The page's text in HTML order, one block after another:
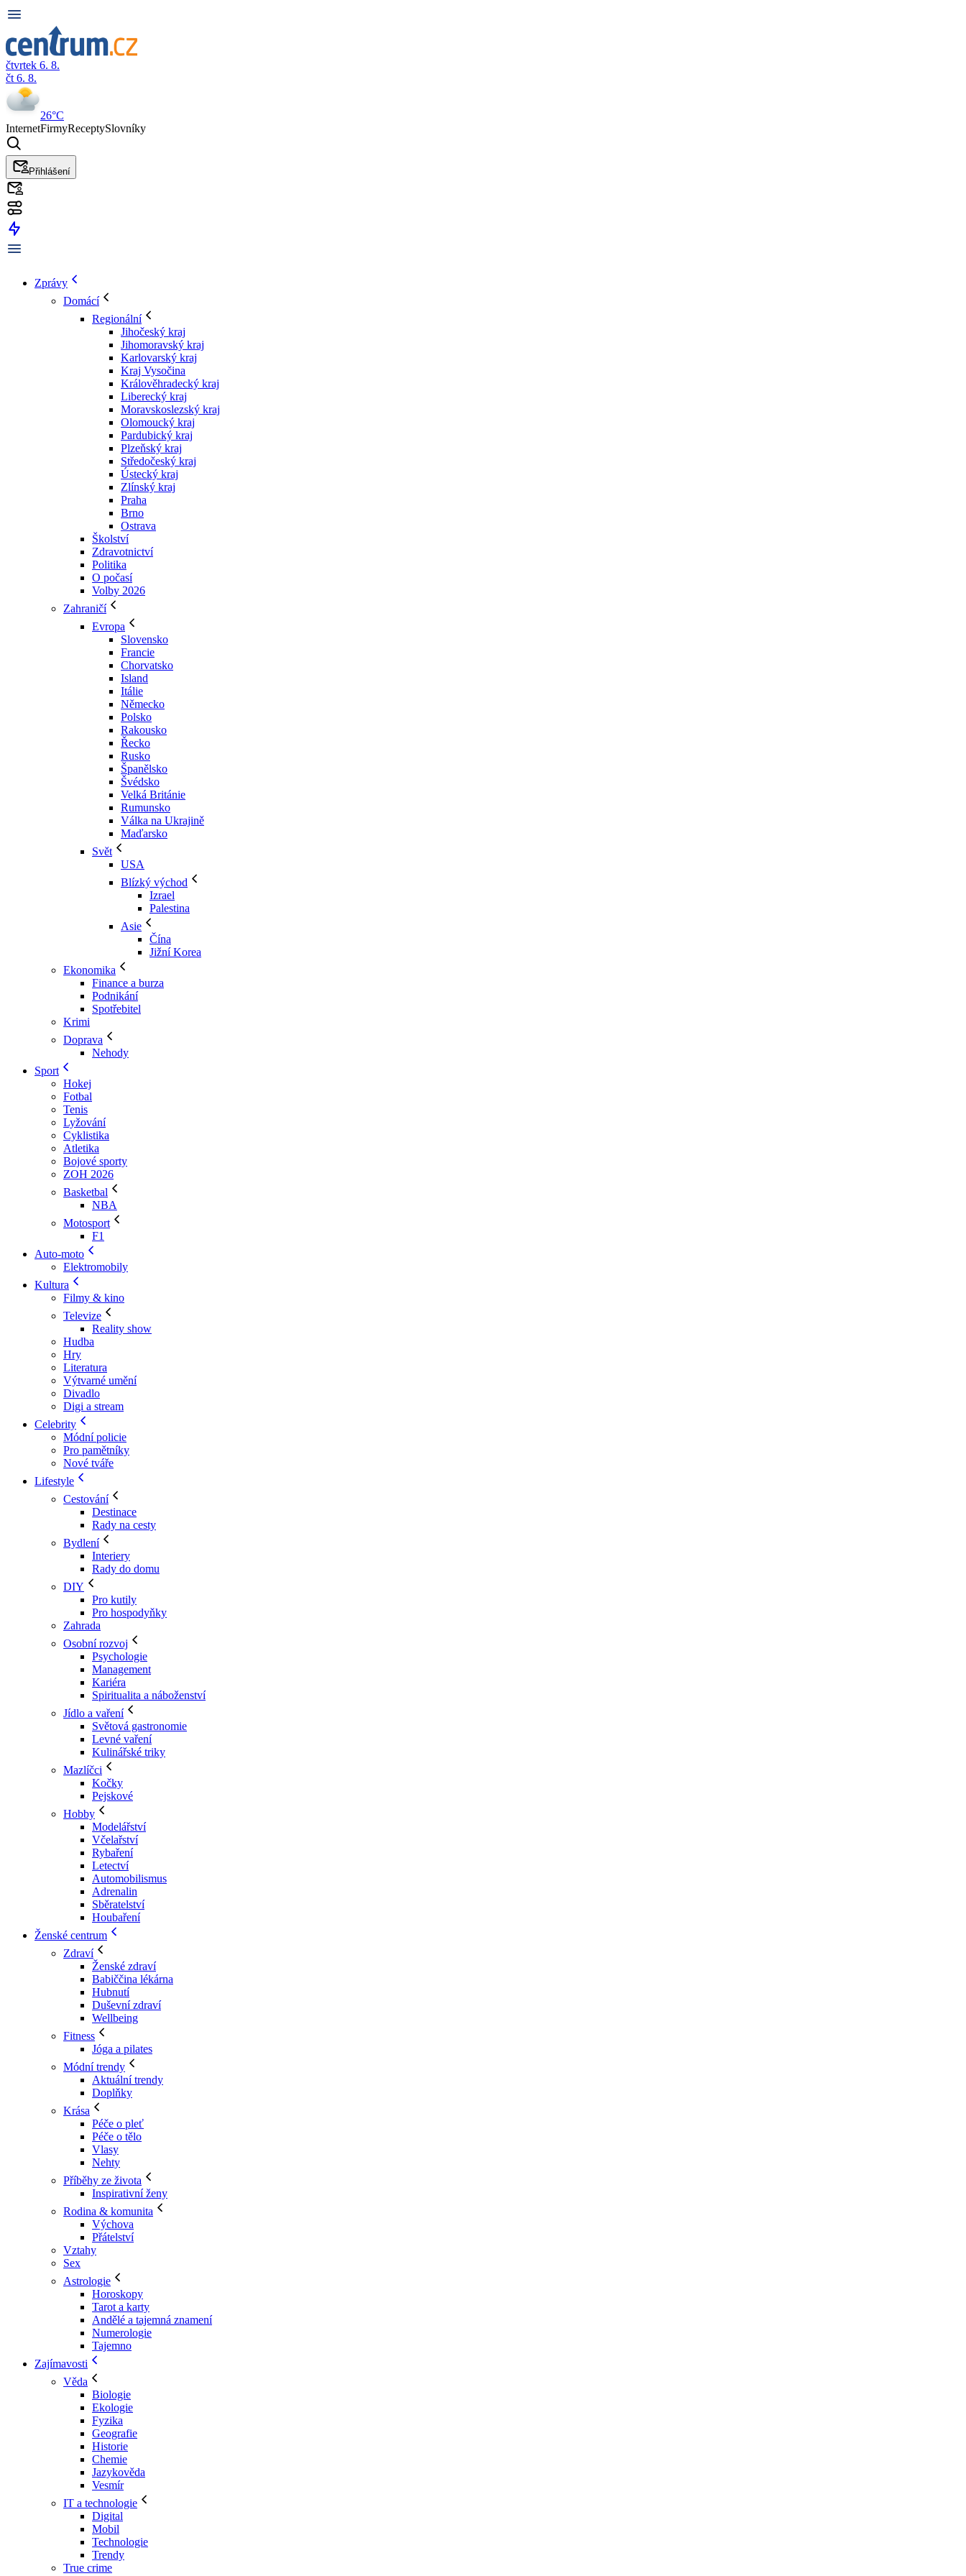
čtvrtek 6. 8.
čt 6. 8.
26°C
InternetFirmyReceptySlovníky
Přihlášení
Zprávy
Domácí
Regionální
Jihočeský kraj
Jihomoravský kraj
Karlovarský kraj
Kraj Vysočina
Králověhradecký kraj
Liberecký kraj
Moravskoslezský kraj
Olomoucký kraj
Pardubický kraj
Plzeňský kraj
Středočeský kraj
Ústecký kraj
Zlínský kraj
Praha
Brno
Ostrava
Školství
Zdravotnictví
Politika
O počasí
Volby 2026
Zahraničí
Evropa
Slovensko
Francie
Chorvatsko
Island
Itálie
Německo
Polsko
Rakousko
Řecko
Rusko
Španělsko
Švédsko
Velká Británie
Rumunsko
Válka na Ukrajině
Maďarsko
Svět
USA
Blízký východ
Izrael
Palestina
Asie
Čína
Jižní Korea
Ekonomika
Finance a burza
Podnikání
Spotřebitel
Krimi
Doprava
Nehody
Sport
Hokej
Fotbal
Tenis
Lyžování
Cyklistika
Atletika
Bojové sporty
ZOH 2026
Basketbal
NBA
Motosport
F1
Auto-moto
Elektromobily
Kultura
Filmy & kino
Televize
Reality show
Hudba
Hry
Literatura
Výtvarné umění
Divadlo
Digi a stream
Celebrity
Módní policie
Pro pamětníky
Nové tváře
Lifestyle
Cestování
Destinace
Rady na cesty
Bydlení
Interiery
Rady do domu
DIY
Pro kutily
Pro hospodyňky
Zahrada
Osobní rozvoj
Psychologie
Management
Kariéra
Spiritualita a náboženství
Jídlo a vaření
Světová gastronomie
Levné vaření
Kulinářské triky
Mazlíčci
Kočky
Pejskové
Hobby
Modelářství
Včelařství
Rybaření
Letectví
Automobilismus
Adrenalin
Sběratelství
Houbaření
Ženské centrum
Zdraví
Ženské zdraví
Babiččina lékárna
Hubnutí
Duševní zdraví
Wellbeing
Fitness
Jóga a pilates
Módní trendy
Aktuální trendy
Doplňky
Krása
Péče o pleť
Péče o tělo
Vlasy
Nehty
Příběhy ze života
Inspirativní ženy
Rodina & komunita
Výchova
Přátelství
Vztahy
Sex
Astrologie
Horoskopy
Tarot a karty
Andělé a tajemná znamení
Numerologie
Tajemno
Zajímavosti
Věda
Biologie
Ekologie
Fyzika
Geografie
Historie
Chemie
Jazykověda
Vesmír
IT a technologie
Digital
Mobil
Technologie
Trendy
True crime